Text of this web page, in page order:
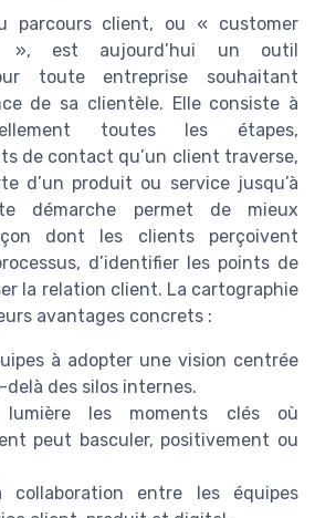
parcours client, ou « customer
», est aujourd’hui un outil
toute entreprise souhaitant
de sa clientèle. Elle consiste à
toutes les étapes,
de contact qu’un client traverse,
d’un produit ou service jusqu’à
démarche permet de mieux
dont les clients perçoivent
d’identifier les points de
la relation client. La cartographie
avantages concrets :
à adopter une vision centrée
des silos internes.
les moments clés où
peut basculer, positivement ou
entre les équipes